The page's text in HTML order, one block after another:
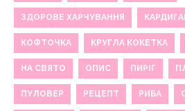
ЗДОРОВЕ ХАРЧУВАННЯ
КОФТОЧКА КРУГЛА КОКЕТКА
НА СВЯТО ОПИС ПИРІГ
ПУЛОВЕР РЕЦЕПТ РИБА